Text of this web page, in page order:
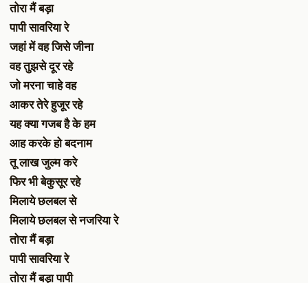
तोरा मैं बड़ा
पापी सावरिया रे
जहां में वह जिसे जीना
वह तुझसे दूर रहे
जो मरना चाहे वह
आकर तेरे हुजूर रहे
यह क्या गजब है के हम
आह करके हो बदनाम
तू लाख जुल्म करे
फिर भी बेकुसूर रहे
मिलाये छलबल से
मिलाये छलबल से नजरिया रे
तोरा मैं बड़ा
पापी सावरिया रे
तोरा मैं बड़ा पापी